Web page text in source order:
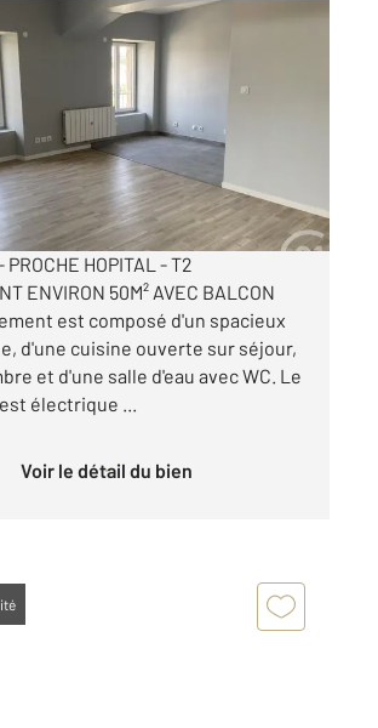
pièces
T2 à louer
€
comprises
PROCHE HOPITAL - T2
ENVIRON 50M² AVEC BALCON
est composé d'un spacieux
d'une cuisine ouverte sur séjour,
et d'une salle d'eau avec WC. Le
électrique ...
Voir le détail du bien